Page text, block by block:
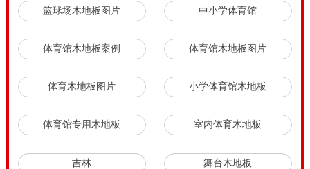
篮球场木地板图片 中小学体育馆
体育馆木地板案例 体育馆木地板图片
体育木地板图片 小学体育馆木地板
体育馆专用木地板 室内体育木地板
吉林 舞台木地板